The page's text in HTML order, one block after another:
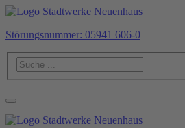
Störungsnummer: 05941 606-0